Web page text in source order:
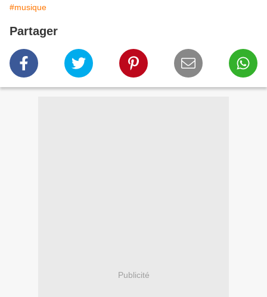
#musique
Partager
Publicité